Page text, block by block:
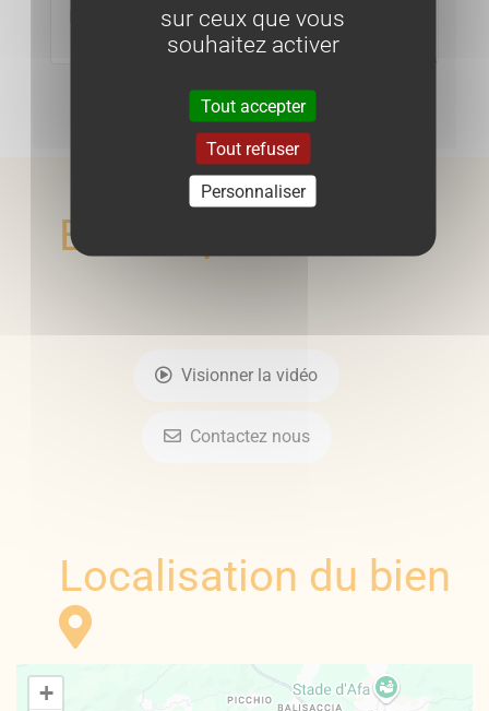
Envoyer
En voir plus
Visionner la vidéo
Contactez nous
Localisation du bien
+
sur ceux que vous
souhaitez activer
Tout accepter
Tout refuser
Personnaliser